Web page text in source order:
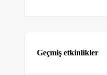
Geçmiş etkinlikler